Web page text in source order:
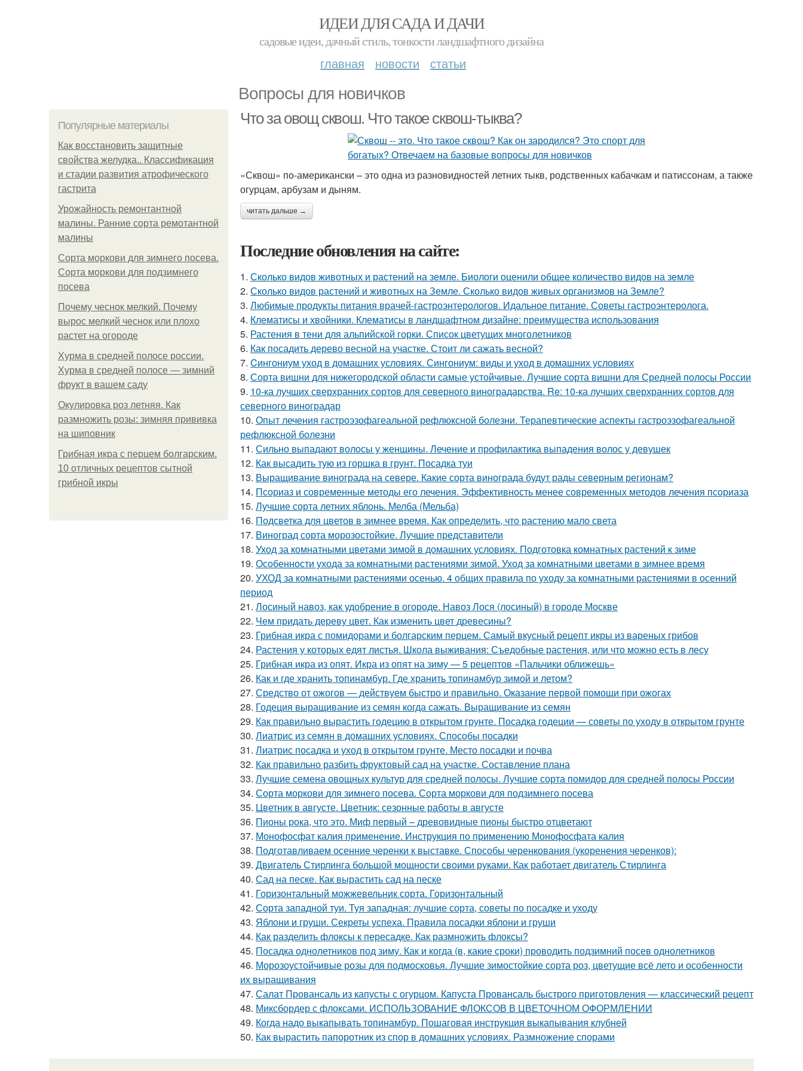
ИДЕИ ДЛЯ САДА И ДАЧИ
садовые идеи, дачный стиль, тонкости ландшафтного дизайна
главная новости статьи
Вопросы для новичков
Популярные материалы
Как восстановить защитные
свойства желудка.. Классификация
и стадии развития атрофического
гастрита
Урожайность ремонтантной
малины. Ранние сорта ремотантной
малины
Сорта моркови для зимнего посева.
Сорта моркови для подзимнего
посева
Почему чеснок мелкий. Почему
вырос мелкий чеснок или плохо
растет на огороде
Хурма в средней полосе россии.
Хурма в средней полосе — зимний
фрукт в вашем саду
Окулировка роз летняя. Как
размножить розы: зимняя прививка
на шиповник
Грибная икра с перцем болгарским.
10 отличных рецептов сытной
грибной икры
Что за овощ сквош. Что такое сквош-тыква?
«Сквош» по-американски – это одна из разновидностей летних тыкв, родственных кабачкам и патиссонам, а также
огурцам, арбузам и дыням.
читать дальше →
Последние обновления на сайте:
1. Сколько видов животных и растений на земле. Биологи оценили общее количество видов на земле
2. Сколько видов растений и животных на Земле. Сколько видов живых организмов на Земле?
3. Любимые продукты питания врачей-гастроэнтерологов. Идальное питание. Советы гастроэнтеролога.
4. Клематисы и хвойники. Клематисы в ландшафтном дизайне: преимущества использования
5. Растения в тени для альпийской горки. Список цветущих многолетников
6. Как посадить дерево весной на участке. Стоит ли сажать весной?
7. Cингониум уход в домашних условиях. Сингониум: виды и уход в домашних условиях
8. Сорта вишни для нижегородской области самые устойчивые. Лучшие сорта вишни для Средней полосы России
9. 10-ка лучших сверхранних сортов для северного виноградарства. Re: 10-ка лучших сверхранних сортов для
северного виноградар
10. Опыт лечения гастроэзофагеальной рефлюксной болезни. Терапевтические аспекты гастроэзофагеальной
рефлюксной болезни
11. Сильно выпадают волосы у женщины. Лечение и профилактика выпадения волос у девушек
12. Как высадить тую из горшка в грунт. Посадка туи
13. Выращивание винограда на севере. Какие сорта винограда будут рады северным регионам?
14. Псориаз и современные методы его лечения. Эффективность менее современных методов лечения псориаза
15. Лучшие сорта летних яблонь. Мелба (Мельба)
16. Подсветка для цветов в зимнее время. Как определить, что растению мало света
17. Виноград сорта морозостойкие. Лучшие представители
18. Уход за комнатными цветами зимой в домашних условиях. Подготовка комнатных растений к зиме
19. Особенности ухода за комнатными растениями зимой. Уход за комнатными цветами в зимнее время
20. УХОД за комнатными растениями осенью. 4 общих правила по уходу за комнатными растениями в осенний
период
21. Лосиный навоз, как удобрение в огороде. Навоз Лося (лосиный) в городе Москве
22. Чем придать дереву цвет. Как изменить цвет древесины?
23. Грибная икра с помидорами и болгарским перцем. Самый вкусный рецепт икры из вареных грибов
24. Растения у которых едят листья. Школа выживания: Съедобные растения, или что можно есть в лесу
25. Грибная икра из опят. Икра из опят на зиму — 5 рецептов «Пальчики оближешь»
26. Как и где хранить топинамбур. Где хранить топинамбур зимой и летом?
27. Средство от ожогов ― действуем быстро и правильно. Оказание первой помощи при ожогах
28. Годеция выращивание из семян когда сажать. Выращивание из семян
29. Как правильно вырастить годецию в открытом грунте. Посадка годеции — советы по уходу в открытом грунте
30. Лиатрис из семян в домашних условиях. Способы посадки
31. Лиатрис посадка и уход в открытом грунте. Место посадки и почва
32. Как правильно разбить фруктовый сад на участке. Составление плана
33. Лучшие семена овощных культур для средней полосы. Лучшие сорта помидор для средней полосы России
34. Сорта моркови для зимнего посева. Сорта моркови для подзимнего посева
35. Цветник в августе. Цветник: сезонные работы в августе
36. Пионы рока, что это. Миф первый – древовидные пионы быстро отцветают
37. Монофосфат калия применение. Инструкция по применению Монофосфата калия
38. Подготавливаем осенние черенки к выставке. Способы черенкования (укоренения черенков):
39. Двигатель Стирлинга большой мощности своими руками. Как работает двигатель Стирлинга
40. Сад на песке. Как вырастить сад на песке
41. Горизонтальный можжевельник сорта. Горизонтальный
42. Сорта западной туи. Туя западная: лучшие сорта, советы по посадке и уходу
43. Яблони и груши. Секреты успеха. Правила посадки яблони и груши
44. Как разделить флоксы к пересадке. Как размножить флоксы?
45. Посадка однолетников под зиму. Как и когда (в, какие сроки) проводить подзимний посев однолетников
46. Морозоустойчивые розы для подмосковья. Лучшие зимостойкие сорта роз, цветущие всё лето и особенности
их выращивания
47. Салат Провансаль из капусты с огурцом. Капуста Провансаль быстрого приготовления — классический рецепт
48. Миксбордер с флоксами. ИСПОЛЬЗОВАНИЕ ФЛОКСОВ В ЦВЕТОЧНОМ ОФОРМЛЕНИИ
49. Когда надо выкапывать топинамбур. Пошаговая инструкция выкапывания клубней
50. Как вырастить папоротник из спор в домашних условиях. Размножение спорами